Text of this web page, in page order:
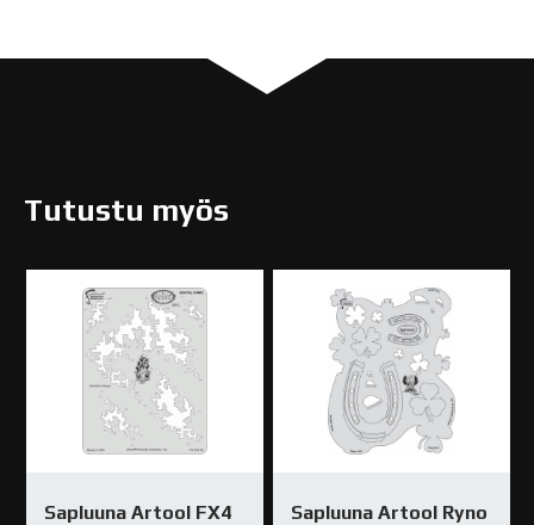
Tutustu myös
Sapluuna Artool FX4
Sapluuna Artool Ryno